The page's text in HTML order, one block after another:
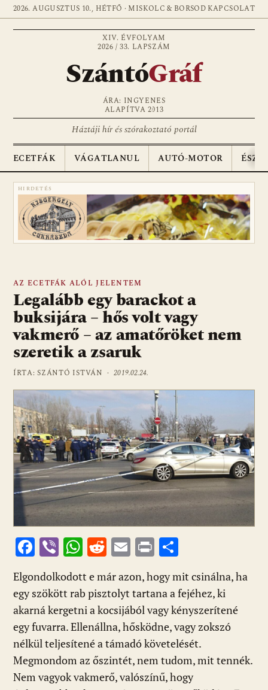
2026. AUGUSZTUS 10., HÉTFŐ · MISKOLC & BORSOD KAPCSOLAT
XIV. ÉVFOLYAM
2026 / 33. LAPSZÁM
SzántóGráf
ÁRA: INGYENES
ALAPÍTVA 2013
Háztáji hír és szórakoztató portál
ECETFÁK VÁGATLANUL AUTÓ-MOTOR
HIRDETÉS
AZ ECETFÁK ALÓL JELENTEM
Legalább egy barackot a
buksijára – hős volt vagy
vakmerő – az amatőröket nem
szeretik a zsaruk
ÍRTA: SZÁNTÓ ISTVÁN ·2019.02.24.
F
ac
e
b
o
o
k
Vi
er
W
at
s
A
p
p
R
e
d
di
t
E
m
ai
l
Pr
t
ss
za
m
e
g
Elgondolkodott e már azon, hogy mit csinálna, ha
egy szökött rab pisztolyt tartana a fejéhez, ki
akarná kergetni a kocsijából vagy kényszerítené
egy fuvarra. Ellenállna, hősködne, vagy zokszó
nélkül teljesítené a támadó követelését.
Megmondom az őszintét, nem tudom, mit tennék.
Nem vagyok vakmerő, valószínű, hogy